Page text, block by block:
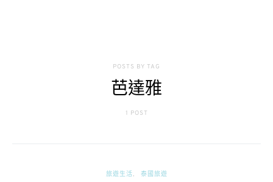
POSTS BY TAG
芭達雅
1 POST
旅遊生活 泰國旅遊